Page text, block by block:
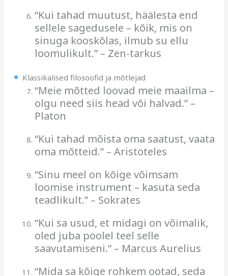
“Kui tahad muutust, häälesta end
sellele sagedusele – kõik, mis on
sinuga kooskõlas, ilmub su ellu
loomulikult.” – Zen-tarkus
Klassikalised filosoofid ja mõtlejad
“Meie mõtted loovad meie maailma –
olgu need siis head või halvad.” –
Platon
“Kui tahad mõista oma saatust, vaata
oma mõtteid.” – Aristoteles
“Sinu meel on kõige võimsam
loomise instrument – kasuta seda
teadlikult.” – Sokrates
“Kui sa usud, et midagi on võimalik,
oled juba poolel teel selle
saavutamiseni.” – Marcus Aurelius
“Mida sa kõige rohkem ootad, seda